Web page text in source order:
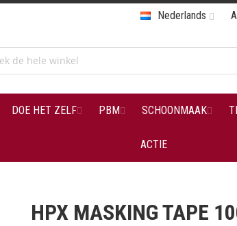
Nederlands
DOE HET ZELF PBM SCHOONMAAK
ACTIE
HPX MASKING TAPE